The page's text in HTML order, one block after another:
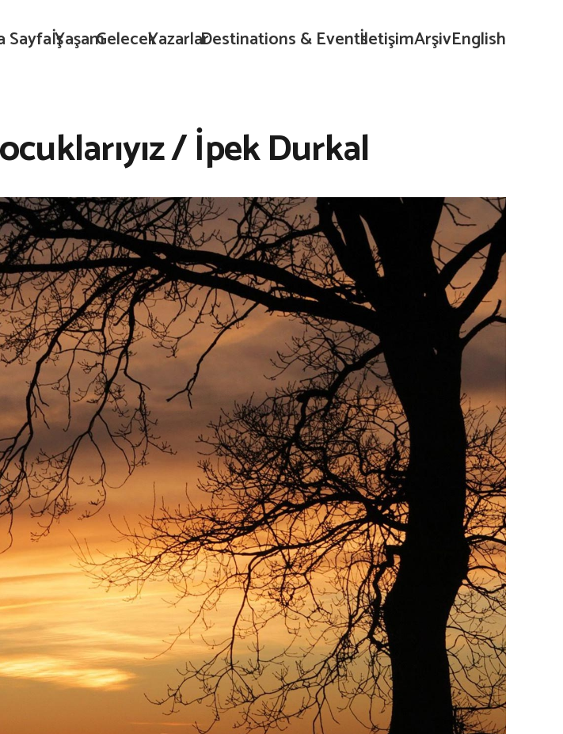
Sayfaİş
YaşamGelecekYazarlarDestinations & EventsİletişimArşivEnglish
/ İpek Durkal